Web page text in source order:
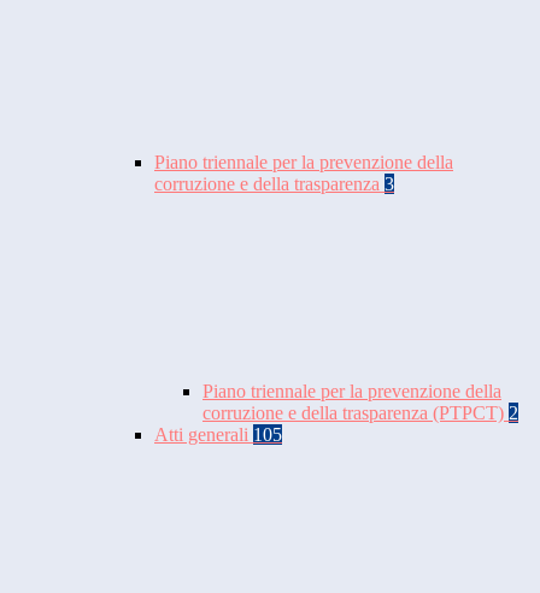
Piano triennale per la prevenzione della
corruzione e della trasparenza 3
Piano triennale per la prevenzione della
corruzione e della trasparenza (PTPCT) 2
Atti generali 105